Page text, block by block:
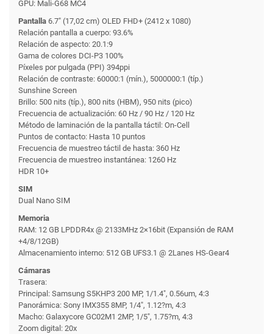
GPU: Mali-G68 MC4
Pantalla 6.7" (17,02 cm) OLED FHD+ (2412 x 1080)
Relación pantalla a cuerpo: 93.6%
Relación de aspecto: 20.1:9
Gama de colores DCI-P3 100%
Píxeles por pulgada (PPI) 394ppi
Relación de contraste: 60000:1 (mín.), 5000000:1 (típ.)
Sunshine Screen
Brillo: 500 nits (típ.), 800 nits (HBM), 950 nits (pico)
Frecuencia de actualización: 60 Hz / 90 Hz / 120 Hz
Método de laminación de la pantalla táctil: On-Cell
Puntos de contacto: Hasta 10 puntos
Frecuencia de muestreo táctil de hasta: 360 Hz
Frecuencia de muestreo instantánea: 1260 Hz
HDR 10+
SIM
Dual Nano SIM
Memoria
RAM: 12 GB LPDDR4x @ 2133MHz 2×16bit (Expansión de RAM
+4/8/12GB)
Almacenamiento interno: 512 GB UFS3.1 @ 2Lanes HS-Gear4
Cámaras
Trasera:
Principal: Samsung S5KHP3 200 MP, 1/1.4", 0.56um, 4:3
Panorámica: Sony IMX355 8MP, 1/4", 1.12?m, 4:3
Macho: Galaxycore GC02M1 2MP, 1/5", 1.75?m, 4:3
Zoom digital: 20x